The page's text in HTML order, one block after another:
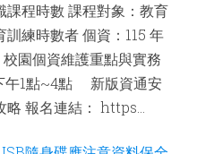
程時數 課程對象：教育
練時數者 個資：115 年
園個資維護重點與實務
午1點~4點 新版資通安
略 報名連結： https...